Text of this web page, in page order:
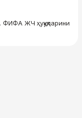
ФИФА ЖЧ ҳуқуқларини